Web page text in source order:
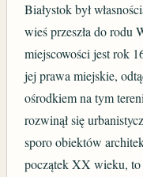
Białystok był
wieś przeszła do rodu
miejscowości jest rok
jej prawa miejskie,
ośrodkiem na tym
rozwinął się
sporo obiektów
początek XX wieku, to